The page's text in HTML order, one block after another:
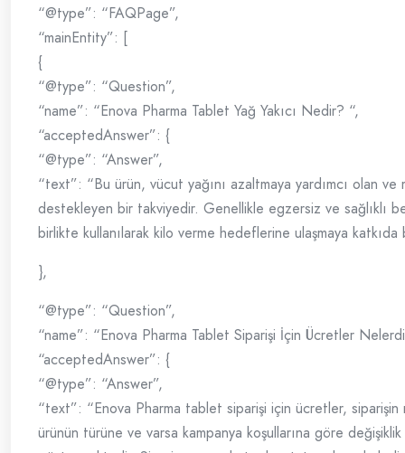
“@type”: “FAQPage”,
“mainEntity”: [
{
“@type”: “Question”,
“name”: “Enova Pharma Tablet Yağ Yakıcı Nedir? “,
“acceptedAnswer”: {
“@type”: “Answer”,
“text”: “Bu ürün, vücut yağını azaltmaya yardımcı olan ve
destekleyen bir takviyedir. Genellikle egzersiz ve sağlıklı
birlikte kullanılarak kilo verme hedeflerine ulaşmaya katkıda
},
“@type”: “Question”,
“name”: “Enova Pharma Tablet Siparişi İçin Ücretler
“acceptedAnswer”: {
“@type”: “Answer”,
“text”: “Enova Pharma tablet siparişi için ücretler, siparişin
ürünün türüne ve varsa kampanya koşullarına göre değişiklik